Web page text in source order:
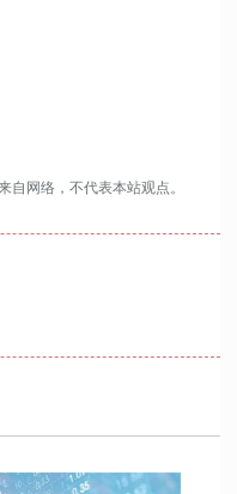
自网络，不代表本站观点。